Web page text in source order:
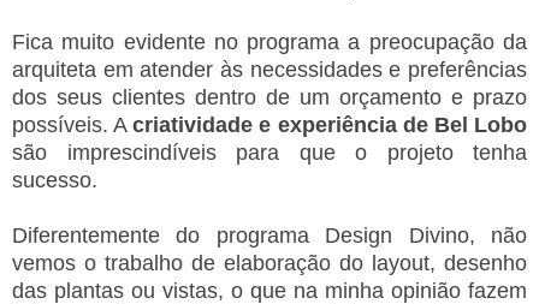
Fica muito evidente no programa a preocupação da
arquiteta em atender às necessidades e preferências
dos seus clientes dentro de um orçamento e prazo
possíveis. Acriatividade e experiência de Bel Lobo
são imprescindíveis para que o projeto tenha
sucesso.
Diferentemente do programa Design Divino, não
vemos o trabalho de elaboração do layout, desenho
das plantas ou vistas, o que na minha opinião fazem